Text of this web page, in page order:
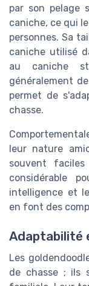
par son pelage
caniche, ce qui
personnes. Sa
caniche utilisé
au caniche
généralement
permet de
chasse.
leur nature
souvent
considérable
intelligence et
en font des
Adaptabilité
Les
de chasse ; ils